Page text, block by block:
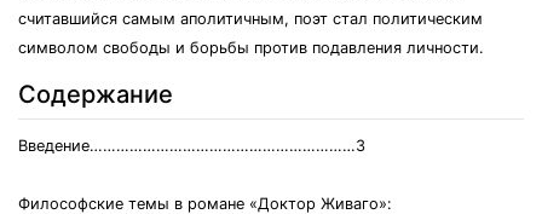
считавшийся самым аполитичным, поэт стал политическим
символом свободы и борьбы против подавления личности.
Содержание
Введение……………………………………………………3
Философские темы в романе «Доктор Живаго»: